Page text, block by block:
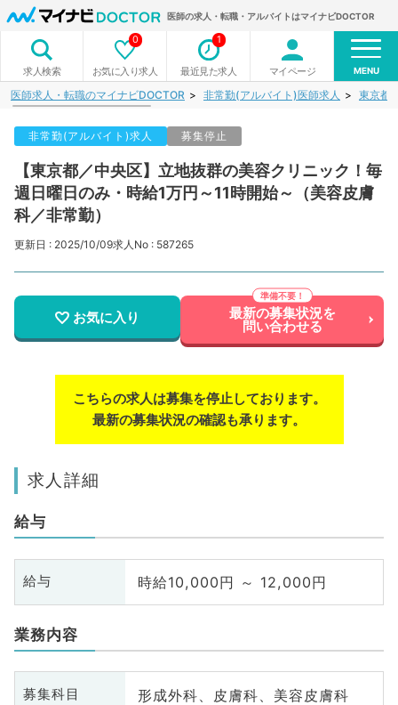
医師の求人・転職・アルバイトはマイナビDOCTOR
求人検索 お気に入り求人
0
最近見た求人
1
マイページ MENU
医師求人・転職のマイナビDOCTOR 非常勤(アルバイト)医師求人 東京都
非常勤(アルバイト)求人 募集停止
【東京都／中央区】立地抜群の美容クリニック！毎
週日曜日のみ・時給1万円～11時開始～（美容皮膚
科／非常勤）
更新日 : 2025/10/09求人No : 587265
お気に入り 最新の募集状況を
問い合わせる
こちらの求人は募集を停止しております。
最新の募集状況の確認も承ります。
求人詳細
給与
給与 時給10,000円 ～ 12,000円
業務内容
募集科目 形成外科、皮膚科、美容皮膚科